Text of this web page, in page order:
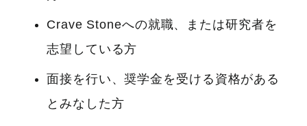
Crave Stoneへの就職、または研究者を
志望している方
面接を行い、奨学金を受ける資格がある
とみなした方